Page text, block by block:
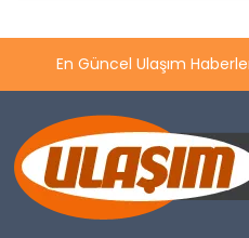
En Güncel Ulaşım